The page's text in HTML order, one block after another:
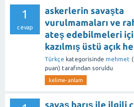
1
cevap
askerlerin savaşta
vurulmamaları ve
ateş edebilmeleri
kazılmış üstü açık
Türkçe kategorisinde mehmet (
puan) tarafından soruldu
kelime-anlam
savaş barış ile ilgili